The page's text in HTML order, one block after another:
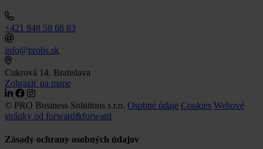
+421 948 58 68 83
info@probs.sk
Cukrová 14, Bratislava
Zobraziť na mape
© PRO Business Solutions s.r.o. Osobné údaje Cookies Webové
stránky od forward&forward
Zásady ochrany osobných údajov